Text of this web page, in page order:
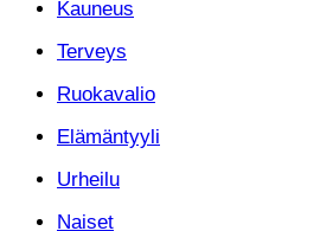
Kauneus
Terveys
Ruokavalio
Elämäntyyli
Urheilu
Naiset